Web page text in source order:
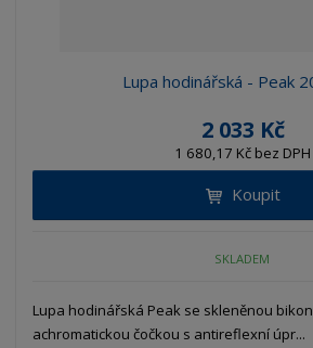
Lupa hodinářská - Peak
2 033 Kč
1 680,17 Kč bez DPH
Koupit
SKLADEM
Lupa hodinářská Peak se skleněnou
achromatickou čočkou s antireflexní úpr...